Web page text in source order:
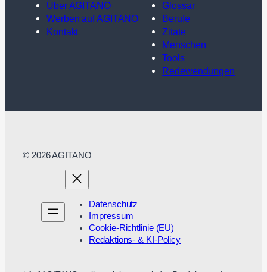
Über AGITANO
Werben auf AGITANO
Kontakt
Glossar
Berufe
Zitate
Menschen
Tools
Redewendungen
© 2026 AGITANO
Datenschutz
Impressum
Cookie-Richtlinie (EU)
Redaktions- & KI-Policy